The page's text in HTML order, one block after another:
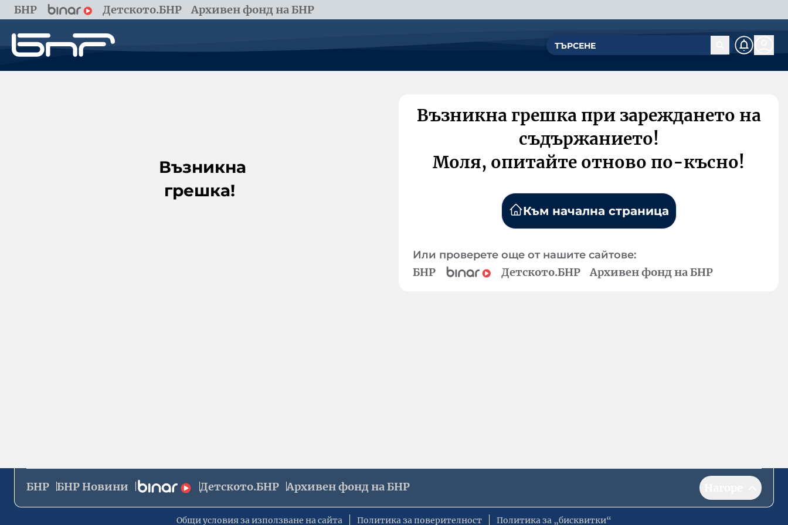
БНР Детското.БНР Архивен фонд на БНР
Възникна
грешка!
Възникна грешка при зареждането на
съдържанието!
Моля, опитайте отново по-късно!
Към начална страница
Или проверете още от нашите сайтове:
БНР Детското.БНР Архивен фонд на БНР
БНР БНР Новини Детското.БНР Архивен фонд на БНР
Общи условия за използване на сайта Политика за поверителност Политика за „бисквитки“